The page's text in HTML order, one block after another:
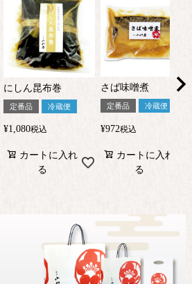
にしん昆布巻
定番品 冷蔵便
¥1,080税込
カートに入れ
る
さば味噌煮
定番品 冷蔵便
¥972税込
カートに入れ
る